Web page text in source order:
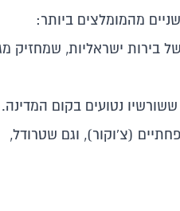
מהמומלצים ביותר:
בירות ישראליות, שמחזיק
נטועים בקום המדינה.
(צ'וקור), וגם שטרודל,